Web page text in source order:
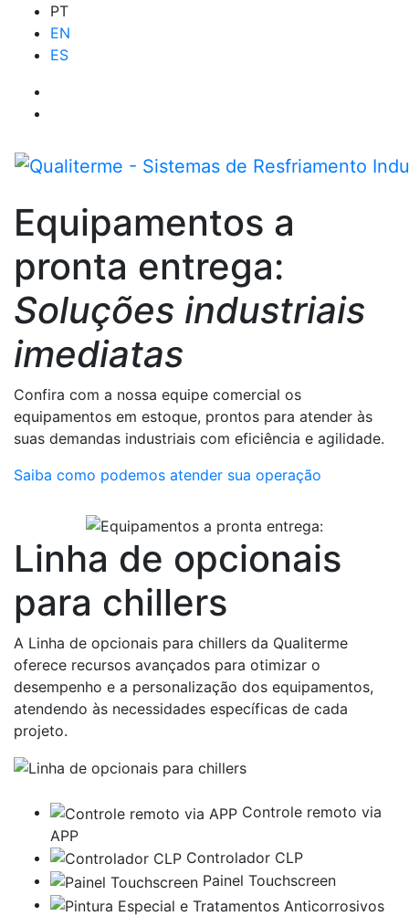
PT
EN
ES
Equipamentos a
pronta entrega:
Soluções industriais
imediatas
Confira com a nossa equipe comercial os
equipamentos em estoque, prontos para atender às
suas demandas industriais com eficiência e agilidade.
Saiba como podemos atender sua operação
Linha de opcionais
para chillers
A Linha de opcionais para chillers da Qualiterme
oferece recursos avançados para otimizar o
desempenho e a personalização dos equipamentos,
atendendo às necessidades específicas de cada
projeto.
Controle remoto via
APP
Controlador CLP
Painel Touchscreen